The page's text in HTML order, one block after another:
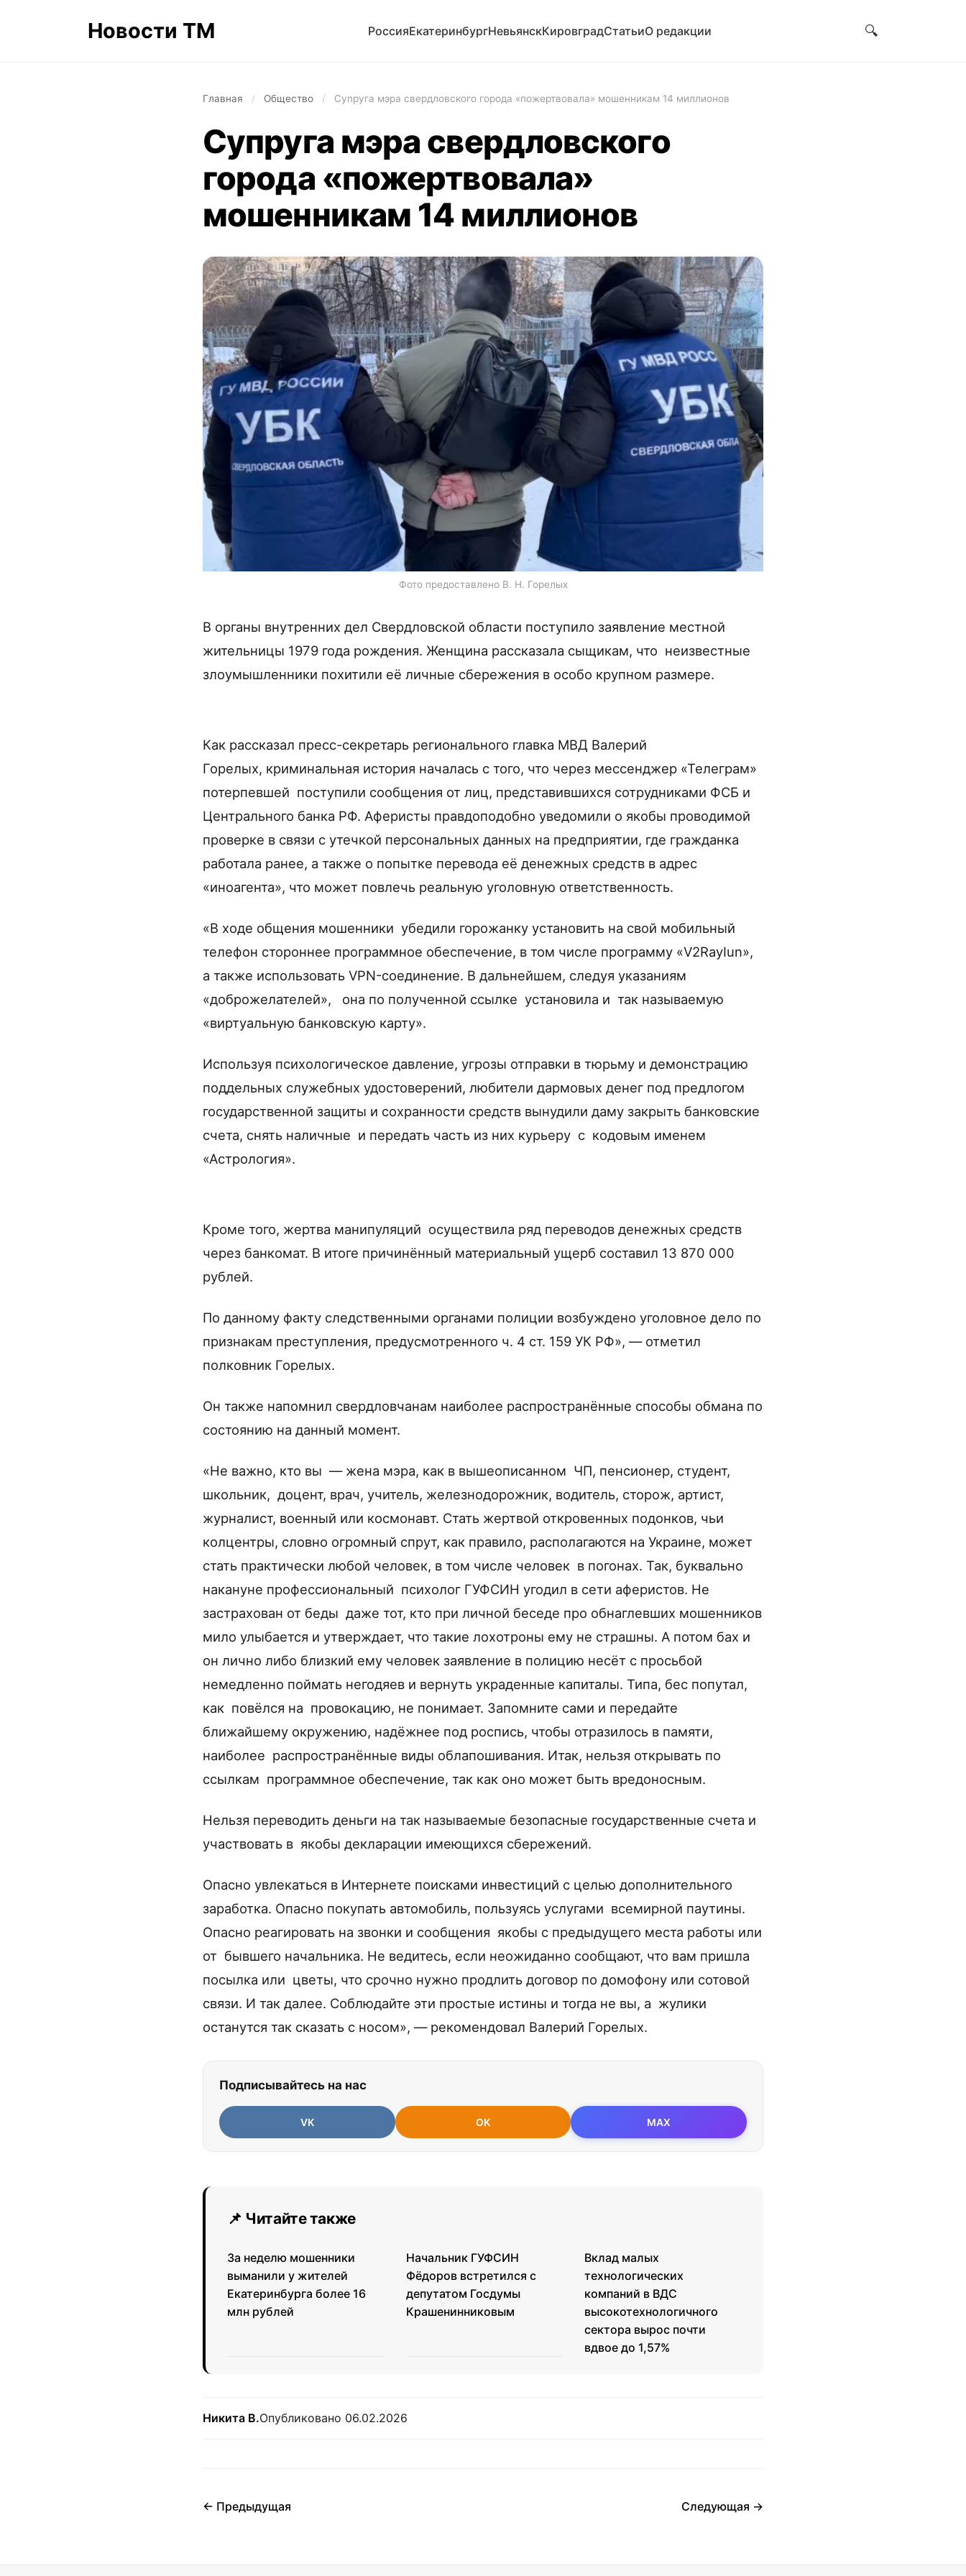
Новости ТМ РоссияЕкатеринбургНевьянскКировградСтатьиО редакции 🔍
Главная / Общество / Супруга мэра свердловского города «пожертвовала» мошенникам 14 миллионов
Супруга мэра свердловского
города «пожертвовала»
мошенникам 14 миллионов
Фото предоставлено В. Н. Горелых
В органы внутренних дел Свердловской области поступило заявление местной
жительницы 1979 года рождения. Женщина рассказала сыщикам, что неизвестные
злоумышленники похитили её личные сбережения в особо крупном размере.
Как рассказал пресс-секретарь регионального главка МВД Валерий
Горелых, криминальная история началась с того, что через мессенджер «Телеграм»
потерпевшей поступили сообщения от лиц, представившихся сотрудниками ФСБ и
Центрального банка РФ. Аферисты правдоподобно уведомили о якобы проводимой
проверке в связи с утечкой персональных данных на предприятии, где гражданка
работала ранее, а также о попытке перевода её денежных средств в адрес
«иноагента», что может повлечь реальную уголовную ответственность.
«В ходе общения мошенники убедили горожанку установить на свой мобильный
телефон стороннее программное обеспечение, в том числе программу «V2RayIun»,
а также использовать VPN-соединение. В дальнейшем, следуя указаниям
«доброжелателей», она по полученной ссылке установила и так называемую
«виртуальную банковскую карту».
Используя психологическое давление, угрозы отправки в тюрьму и демонстрацию
поддельных служебных удостоверений, любители дармовых денег под предлогом
государственной защиты и сохранности средств вынудили даму закрыть банковские
счета, снять наличные и передать часть из них курьеру с кодовым именем
«Астрология».
Кроме того, жертва манипуляций осуществила ряд переводов денежных средств
через банкомат. В итоге причинённый материальный ущерб составил 13 870 000
рублей.
По данному факту следственными органами полиции возбуждено уголовное дело по
признакам преступления, предусмотренного ч. 4 ст. 159 УК РФ», — отметил
полковник Горелых.
Он также напомнил свердловчанам наиболее распространённые способы обмана по
состоянию на данный момент.
«Не важно, кто вы — жена мэра, как в вышеописанном ЧП, пенсионер, студент,
школьник, доцент, врач, учитель, железнодорожник, водитель, сторож, артист,
журналист, военный или космонавт. Стать жертвой откровенных подонков, чьи
колцентры, словно огромный спрут, как правило, располагаются на Украине, может
стать практически любой человек, в том числе человек в погонах. Так, буквально
накануне профессиональный психолог ГУФСИН угодил в сети аферистов. Не
застрахован от беды даже тот, кто при личной беседе про обнаглевших мошенников
мило улыбается и утверждает, что такие лохотроны ему не страшны. А потом бах и
он лично либо близкий ему человек заявление в полицию несёт с просьбой
немедленно поймать негодяев и вернуть украденные капиталы. Типа, бес попутал,
как повёлся на провокацию, не понимает. Запомните сами и передайте
ближайшему окружению, надёжнее под роспись, чтобы отразилось в памяти,
наиболее распространённые виды облапошивания. Итак, нельзя открывать по
ссылкам программное обеспечение, так как оно может быть вредоносным.
Нельзя переводить деньги на так называемые безопасные государственные счета и
участвовать в якобы декларации имеющихся сбережений.
Опасно увлекаться в Интернете поисками инвестиций с целью дополнительного
заработка. Опасно покупать автомобиль, пользуясь услугами всемирной паутины.
Опасно реагировать на звонки и сообщения якобы с предыдущего места работы или
от бывшего начальника. Не ведитесь, если неожиданно сообщают, что вам пришла
посылка или цветы, что срочно нужно продлить договор по домофону или сотовой
связи. И так далее. Соблюдайте эти простые истины и тогда не вы, а жулики
останутся так сказать с носом», — рекомендовал Валерий Горелых.
Подписывайтесь на нас
VK OK MAX
📌 Читайте также
За неделю мошенники
выманили у жителей
Екатеринбурга более 16
млн рублей
Начальник ГУФСИН
Фёдоров встретился с
депутатом Госдумы
Крашенинниковым
Вклад малых
технологических
компаний в ВДС
высокотехнологичного
сектора вырос почти
вдвое до 1,57%
Никита В.Опубликовано 06.02.2026
← Предыдущая Следующая →